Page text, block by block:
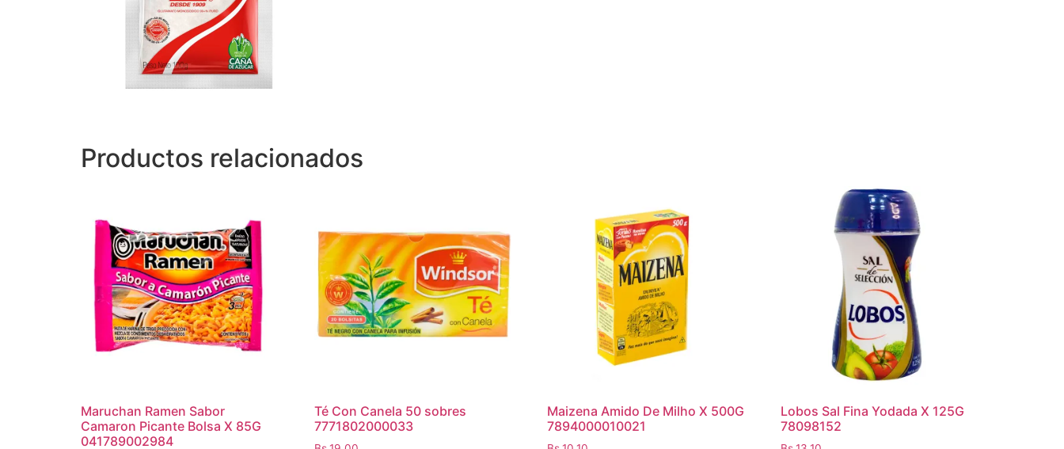
Productos relacionados
Maruchan Ramen Sabor
Camaron Picante Bolsa X 85G
041789002984
Té Con Canela 50 sobres
7771802000033
Maizena Amido De Milho X 500G
7894000010021
Lobos Sal Fina Yodada X 125G
78098152